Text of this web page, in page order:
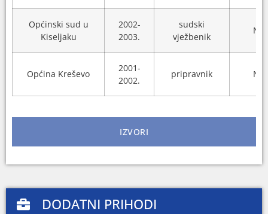
Općinski sud u
Kiseljaku
2002-
2003.
sudski
vježbenik
N/A
Općina Kreševo
2001-
2002.
pripravnik N/A
IZVORI
DODATNI PRIHODI